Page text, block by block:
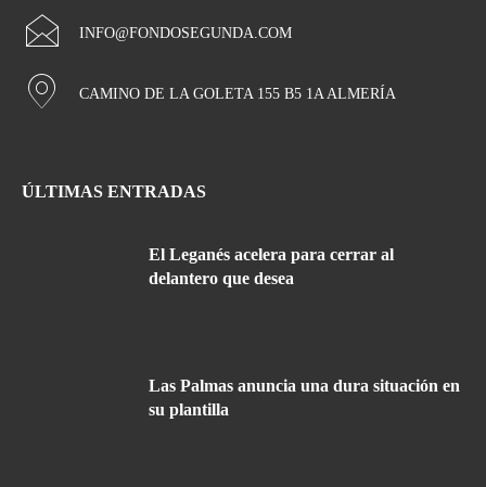
INFO@FONDOSEGUNDA.COM
CAMINO DE LA GOLETA 155 B5 1A ALMERÍA
ÚLTIMAS ENTRADAS
El Leganés acelera para cerrar al
delantero que desea
Las Palmas anuncia una dura situación en
su plantilla